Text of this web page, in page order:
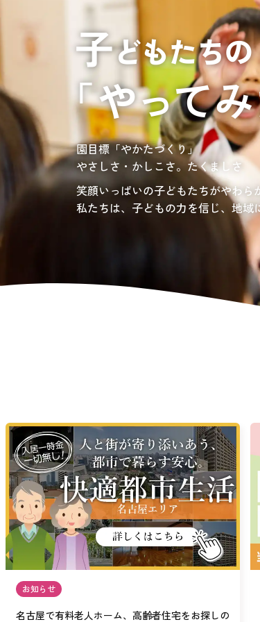
介護
施設等に入
自
介護
認定こども
施設
サンサンワ
負担の少ない介護、ふれあいを大切
愛知・岐阜・長野の3県下で38施設
社会福祉法人サン・ビジョンでは
園目標「やかたづくり」
やさしさ・かしこさ。たくましさ
笑顔いっぱいの子どもたちがやわら
私たちは、子どもの力を信じ、地
サンサン・スクール東山公園では、
宿題・クラブ活動(英語・習字・選
居宅介護支援
グレイスフル砧公園
東京都世田谷区大蔵3丁目4番12
お問い合わせ先
03-6411-5781
担当：宮澤
お知らせ
名古屋で有料老人ホーム、高齢者住宅をお探しの